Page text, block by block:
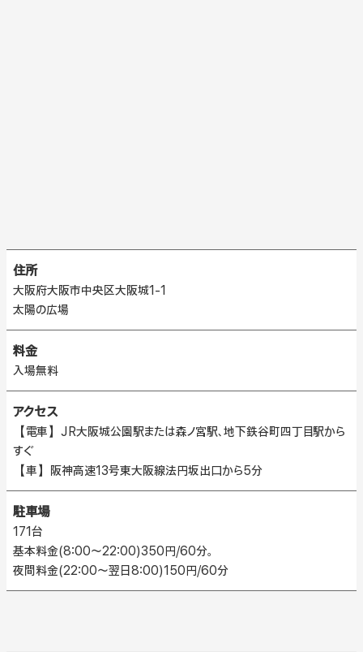
住所
大阪府大阪市中央区大阪城1-1
太陽の広場
料金
入場無料
アクセス
【電車】JR大阪城公園駅または森ノ宮駅、地下鉄谷町四丁目駅から
すぐ
【車】阪神高速13号東大阪線法円坂出口から5分
駐車場
171台
基本料金(8:00～22:00)350円/60分。
夜間料金(22:00～翌日8:00)150円/60分